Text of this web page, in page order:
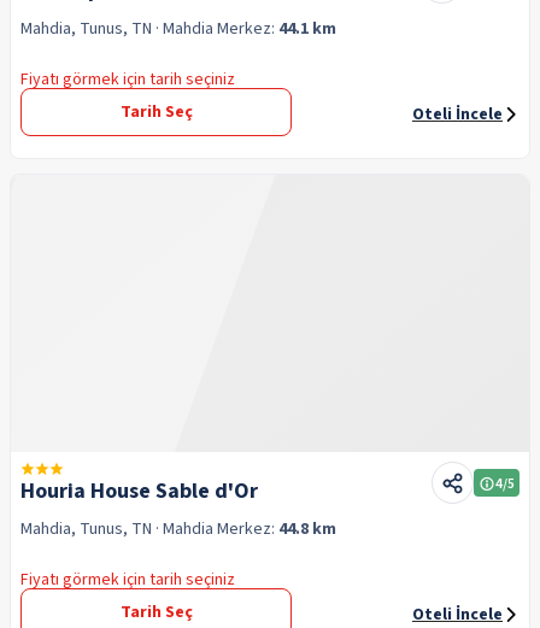
Mahdia, Tunus, TN · Mahdia Merkez: 44.1 km
Fiyatı görmek için tarih seçiniz
Tarih Seç
Oteli İncele
Houria House Sable d'Or 4/5
Mahdia, Tunus, TN · Mahdia Merkez: 44.8 km
Fiyatı görmek için tarih seçiniz
Tarih Seç
Oteli İncele